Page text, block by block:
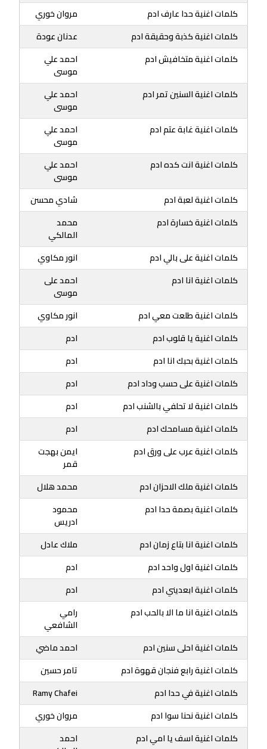
كلمات اغنية حدا عارف ادم
مروان خوري
كلمات اغنية كذبة وحقيقة ادم
عدنان عودة
كلمات اغنية متخافيش ادم
احمد علي
موسى
كلمات اغنية السنين تمر ادم
احمد علي
موسى
كلمات اغنية غابة عتم ادم
احمد علي
موسى
كلمات اغنية انت كده ادم
احمد علي
موسى
كلمات اغنية لعبة ادم
شادي محسن
كلمات اغنية خسارة ادم
محمد
المالكي
كلمات اغنية على بالي ادم
انور مكاوي
كلمات اغنية انا ادم
احمد على
موسى
كلمات اغنية طلعت معي ادم
انور مكاوي
كلمات اغنية يا قلوب ادم
ادم
كلمات اغنية بحبك انا ادم
ادم
كلمات اغنية على حسب وداد ادم
ادم
كلمات اغنية لا تحلفي بالشنب ادم
ادم
كلمات اغنية مسامحك ادم
ادم
كلمات اغنية عرب على ورق ادم
ايمن بهجت
قمر
كلمات اغنية ملك الاحزان ادم
محمد هلال
كلمات اغنية بصمة حدا ادم
محمود
ادريس
كلمات اغنية انا بتاع زمان ادم
ملاك عادل
كلمات اغنية اول واحد ادم
ادم
كلمات اغنية ابعديني ادم
ادم
كلمات اغنية انا ما الا بالحب ادم
رامي
الشافعي
كلمات اغنية احلى سنين ادم
احمد ماضي
كلمات اغنية رابع فنجان قهوة ادم
تامر حسين
كلمات اغنية في حدا ادم
Ramy Chafei
كلمات اغنية نحنا سوا ادم
مروان خوري
كلمات اغنية اسف يا امي ادم
احمد